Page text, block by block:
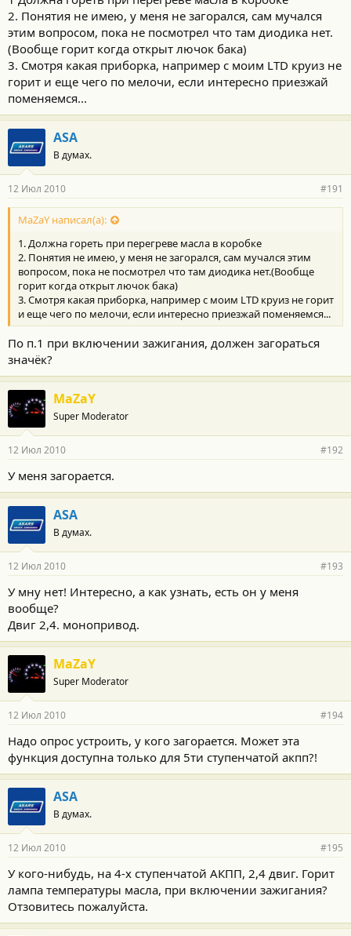
2. Понятия не имею, у меня не загорался, сам мучался
этим вопросом, пока не посмотрел что там диодика нет.
(Вообще горит когда открыт лючок бака)
3. Смотря какая приборка, например с моим LTD круиз не
горит и еще чего по мелочи, если интересно приезжай
поменяемся...
ASA
В думах.
12 Июл 2010 #191
MaZaY написал(а):
1. Должна гореть при перегреве масла в коробке
2. Понятия не имею, у меня не загорался, сам мучался этим
вопросом, пока не посмотрел что там диодика нет.(Вообще
горит когда открыт лючок бака)
3. Смотря какая приборка, например с моим LTD круиз не горит
и еще чего по мелочи, если интересно приезжай поменяемся...
По п.1 при включении зажигания, должен загораться
значёк?
MaZaY
Super Moderator
12 Июл 2010 #192
У меня загорается.
ASA
В думах.
12 Июл 2010 #193
У мну нет! Интересно, а как узнать, есть он у меня
вообще?
Двиг 2,4. монопривод.
MaZaY
Super Moderator
12 Июл 2010 #194
Надо опрос устроить, у кого загорается. Может эта
функция доступна только для 5ти ступенчатой акпп?!
ASA
В думах.
12 Июл 2010 #195
У кого-нибудь, на 4-х ступенчатой АКПП, 2,4 двиг. Горит
лампа температуры масла, при включении зажигания?
Отзовитесь пожалуйста.